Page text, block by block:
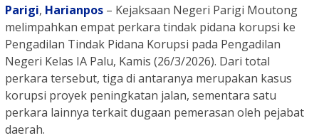
Parigi, Harianpos – Kejaksaan Negeri Parigi Moutong
melimpahkan empat perkara tindak pidana korupsi ke
Pengadilan Tindak Pidana Korupsi pada Pengadilan
Negeri Kelas IA Palu, Kamis (26/3/2026). Dari total
perkara tersebut, tiga di antaranya merupakan kasus
korupsi proyek peningkatan jalan, sementara satu
perkara lainnya terkait dugaan pemerasan oleh pejabat
daerah.